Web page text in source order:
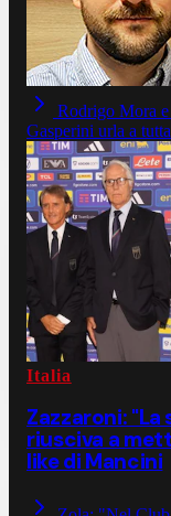
Rodrigo Mora
Gasperini urla a
Italia
Zazzaroni:
riusciva a
like di Mancini